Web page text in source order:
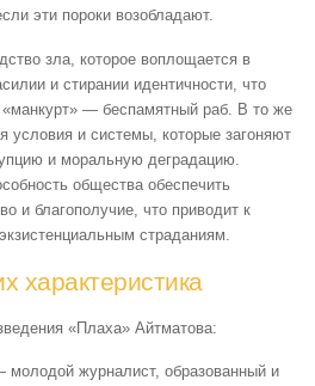
эти пороки возобладают.
зла, которое воплощается в
и стирании идентичности, что
«манкурт» — беспамятный раб. В то же
условия и системы, которые загоняют
и моральную деградацию.
общества обеспечить
и благополучие, что приводит к
страданиям.
характеристика
«Плаха» Айтматова:
журналист, образованный и